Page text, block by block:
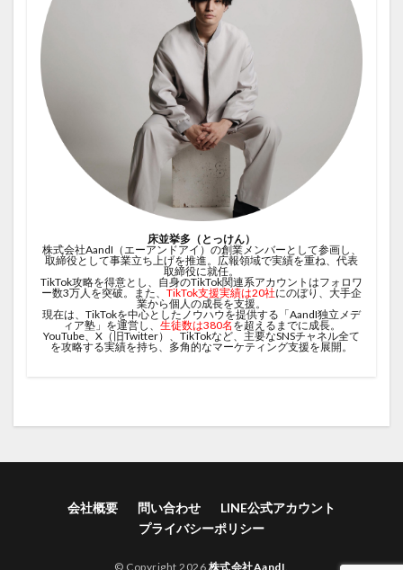
床並挙多（とっけん）
株式会社AandI（エーアンドアイ）の創業メンバーとして参画し、
取締役として事業立ち上げを推進。広報領域で実績を重ね、代表
取締役に就任。
TikTok攻略を得意とし、自身のTikTok関連系アカウントはフォロワ
ー数3万人を突破。また、 TikTok支援実績は20社にのぼり、大手企
業から個人の成長を支援。
現在は、TikTokを中心としたノウハウを提供する「AandI独立メデ
ィア塾」を運営し、 生徒数は380名 を超えるまでに成長。
YouTube、X（旧Twitter）、TikTokなど、主要なSNSチャネル全て
を攻略する実績を持ち、多角的なマーケティング支援を展開。
会社概要 問い合わせ
LINE公式アカウント
プライバシーポリシー
© Copyright 2026 株式会社AandI